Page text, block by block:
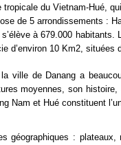
tropicale du Vietnam-Hué,
de 5 arrondissements :
à 679.000
d’environ 10 Km2,
ville de Danang a
moyennes, son
Nam et Hué constituent
géographiques :